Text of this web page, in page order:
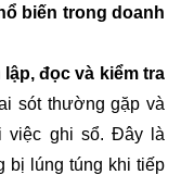
biến trong doanh
lập, đọc và kiểm tra
sót thường gặp và
việc ghi sổ. Đây là
bị lúng túng khi tiếp